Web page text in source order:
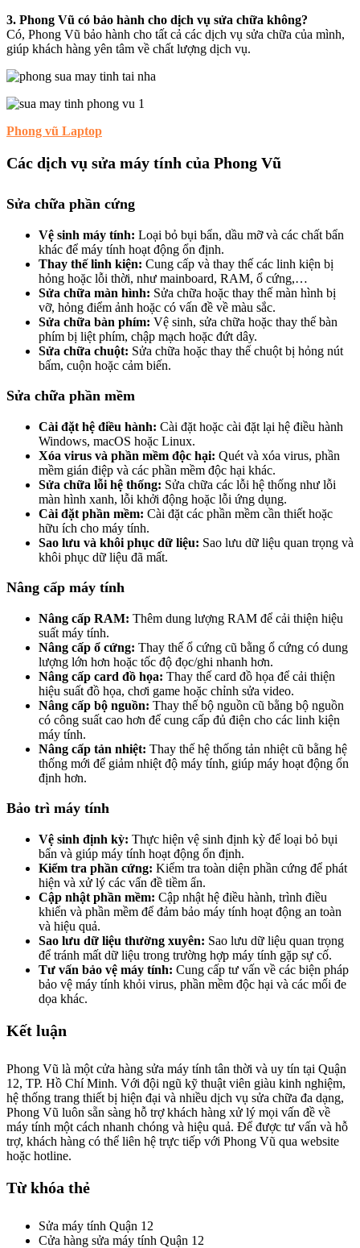
3. Phong Vũ có bảo hành cho dịch vụ sửa chữa không?
Có, Phong Vũ bảo hành cho tất cả các dịch vụ sửa chữa của mình,
giúp khách hàng yên tâm về chất lượng dịch vụ.
Phong vũ Laptop
Các dịch vụ sửa máy tính của Phong Vũ
Sửa chữa phần cứng
Vệ sinh máy tính: Loại bỏ bụi bẩn, dầu mỡ và các chất bẩn
khác để máy tính hoạt động ổn định.
Thay thế linh kiện: Cung cấp và thay thế các linh kiện bị
hỏng hoặc lỗi thời, như mainboard, RAM, ổ cứng,…
Sửa chữa màn hình: Sửa chữa hoặc thay thế màn hình bị
vỡ, hỏng điểm ảnh hoặc có vấn đề về màu sắc.
Sửa chữa bàn phím: Vệ sinh, sửa chữa hoặc thay thế bàn
phím bị liệt phím, chập mạch hoặc đứt dây.
Sửa chữa chuột: Sửa chữa hoặc thay thế chuột bị hỏng nút
bấm, cuộn hoặc cảm biến.
Sửa chữa phần mềm
Cài đặt hệ điều hành: Cài đặt hoặc cài đặt lại hệ điều hành
Windows, macOS hoặc Linux.
Xóa virus và phần mềm độc hại: Quét và xóa virus, phần
mềm gián điệp và các phần mềm độc hại khác.
Sửa chữa lỗi hệ thống: Sửa chữa các lỗi hệ thống như lỗi
màn hình xanh, lỗi khởi động hoặc lỗi ứng dụng.
Cài đặt phần mềm: Cài đặt các phần mềm cần thiết hoặc
hữu ích cho máy tính.
Sao lưu và khôi phục dữ liệu: Sao lưu dữ liệu quan trọng và
khôi phục dữ liệu đã mất.
Nâng cấp máy tính
Nâng cấp RAM: Thêm dung lượng RAM để cải thiện hiệu
suất máy tính.
Nâng cấp ổ cứng: Thay thế ổ cứng cũ bằng ổ cứng có dung
lượng lớn hơn hoặc tốc độ đọc/ghi nhanh hơn.
Nâng cấp card đồ họa: Thay thế card đồ họa để cải thiện
hiệu suất đồ họa, chơi game hoặc chỉnh sửa video.
Nâng cấp bộ nguồn: Thay thế bộ nguồn cũ bằng bộ nguồn
có công suất cao hơn để cung cấp đủ điện cho các linh kiện
máy tính.
Nâng cấp tản nhiệt: Thay thế hệ thống tản nhiệt cũ bằng hệ
thống mới để giảm nhiệt độ máy tính, giúp máy hoạt động ổn
định hơn.
Bảo trì máy tính
Vệ sinh định kỳ: Thực hiện vệ sinh định kỳ để loại bỏ bụi
bẩn và giúp máy tính hoạt động ổn định.
Kiểm tra phần cứng: Kiểm tra toàn diện phần cứng để phát
hiện và xử lý các vấn đề tiềm ẩn.
Cập nhật phần mềm: Cập nhật hệ điều hành, trình điều
khiển và phần mềm để đảm bảo máy tính hoạt động an toàn
và hiệu quả.
Sao lưu dữ liệu thường xuyên: Sao lưu dữ liệu quan trọng
để tránh mất dữ liệu trong trường hợp máy tính gặp sự cố.
Tư vấn bảo vệ máy tính: Cung cấp tư vấn về các biện pháp
bảo vệ máy tính khỏi virus, phần mềm độc hại và các mối đe
dọa khác.
Kết luận
Phong Vũ là một cửa hàng sửa máy tính tân thời và uy tín tại Quận
12, TP. Hồ Chí Minh. Với đội ngũ kỹ thuật viên giàu kinh nghiệm,
hệ thống trang thiết bị hiện đại và nhiều dịch vụ sửa chữa đa dạng,
Phong Vũ luôn sẵn sàng hỗ trợ khách hàng xử lý mọi vấn đề về
máy tính một cách nhanh chóng và hiệu quả. Để được tư vấn và hỗ
trợ, khách hàng có thể liên hệ trực tiếp với Phong Vũ qua website
hoặc hotline.
Từ khóa thẻ
Sửa máy tính Quận 12
Cửa hàng sửa máy tính Quận 12